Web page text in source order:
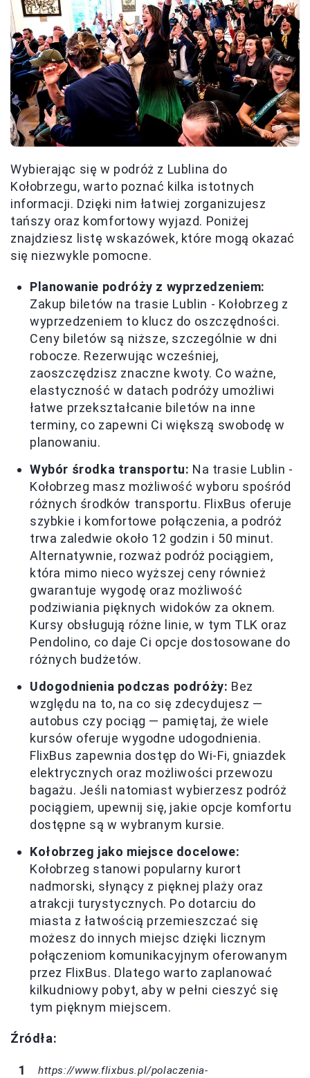
Wybierając się w podróż z Lublina do
Kołobrzegu, warto poznać kilka istotnych
informacji. Dzięki nim łatwiej zorganizujesz
tańszy oraz komfortowy wyjazd. Poniżej
znajdziesz listę wskazówek, które mogą okazać
się niezwykle pomocne.
Planowanie podróży z wyprzedzeniem:
Zakup biletów na trasie Lublin - Kołobrzeg z
wyprzedzeniem to klucz do oszczędności.
Ceny biletów są niższe, szczególnie w dni
robocze. Rezerwując wcześniej,
zaoszczędzisz znaczne kwoty. Co ważne,
elastyczność w datach podróży umożliwi
łatwe przekształcanie biletów na inne
terminy, co zapewni Ci większą swobodę w
planowaniu.
Wybór środka transportu: Na trasie Lublin -
Kołobrzeg masz możliwość wyboru spośród
różnych środków transportu. FlixBus oferuje
szybkie i komfortowe połączenia, а podróż
trwa zaledwie około 12 godzin i 50 minut.
Alternatywnie, rozważ podróż pociągiem,
która mimo nieco wyższej ceny również
gwarantuje wygodę oraz możliwość
podziwiania pięknych widoków za oknem.
Kursy obsługują różne linie, w tym TLK oraz
Pendolino, co daje Ci opcje dostosowane do
różnych budżetów.
Udogodnienia podczas podróży: Bez
względu na to, na co się zdecydujesz —
autobus czy pociąg — pamiętaj, że wiele
kursów oferuje wygodne udogodnienia.
FlixBus zapewnia dostęp do Wi-Fi, gniazdek
elektrycznych oraz możliwości przewozu
bagażu. Jeśli natomiast wybierzesz podróż
pociągiem, upewnij się, jakie opcje komfortu
dostępne są w wybranym kursie.
Kołobrzeg jako miejsce docelowe:
Kołobrzeg stanowi popularny kurort
nadmorski, słynący z pięknej plaży oraz
atrakcji turystycznych. Po dotarciu do
miasta z łatwością przemieszczać się
możesz do innych miejsc dzięki licznym
połączeniom komunikacyjnym oferowanym
przez FlixBus. Dlatego warto zaplanować
kilkudniowy pobyt, aby w pełni cieszyć się
tym pięknym miejscem.
Źródła:
https://www.flixbus.pl/polaczenia-